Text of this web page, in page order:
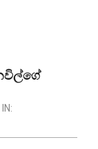
IN: